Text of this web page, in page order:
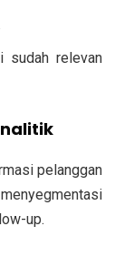
sudah relevan
pelanggan
up.